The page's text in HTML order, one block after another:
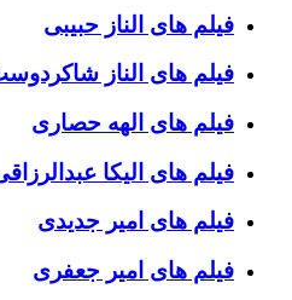
فیلم های الناز حبیبی
فیلم های الناز
فیلم های الهه حصاری
فیلم های الیکا
فیلم های امیر جدیدی
فیلم های امیر جعفری